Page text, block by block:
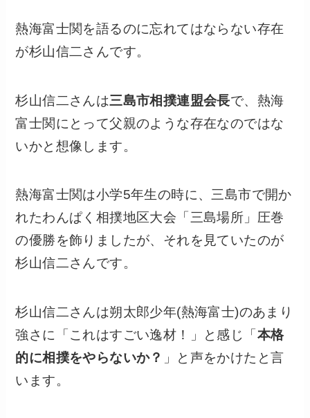
熱海富士関を語るのに忘れてはならない存在
が杉山信二さんです。
杉山信二さんは三島市相撲連盟会長で、熱海
富士関にとって父親のような存在なのではな
いかと想像します。
熱海富士関は小学5年生の時に、三島市で開か
れたわんぱく相撲地区大会「三島場所」圧巻
の優勝を飾りましたが、それを見ていたのが
杉山信二さんです。
杉山信二さんは朔太郎少年(熱海富士)のあまり
強さに「これはすごい逸材！」と感じ「本格
的に相撲をやらないか？ 」と声をかけたと言
います。